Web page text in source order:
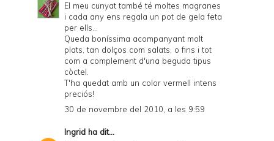
El meu cunyat també té moltes magranes
i cada any ens regala un pot de gela feta
per ells...
Queda boníssima acompanyant molt
plats, tan dolços com salats, o fins i tot
com a complement d'una beguda tipus
còctel.
T'ha quedat amb un color vermell intens
preciós!
30 de novembre del 2010, a les 9:59
Ingrid ha dit...